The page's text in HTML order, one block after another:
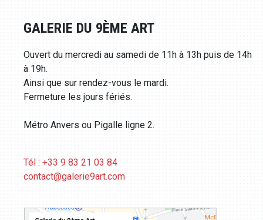
GALERIE DU 9ÈME ART
Ouvert du mercredi au samedi de 11h à 13h puis de 14h
à 19h.
Ainsi que sur rendez-vous le mardi.
Fermeture les jours fériés.
Métro Anvers ou Pigalle ligne 2.
Tél : +33 9 83 21 03 84
contact@galerie9art.com